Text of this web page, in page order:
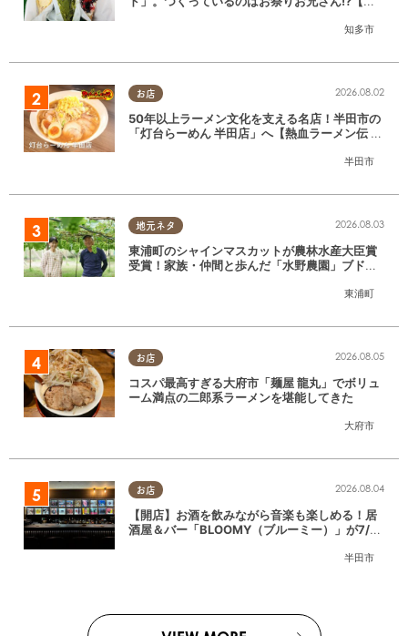
知多市
お店
半田市
2026.08.02
50年以上ラーメン文化を支える名店！半田市の
「灯台らーめん 半田店」へ【熱血ラーメン伝 8
地元ネタ
東浦町
2026.08.03
東浦町のシャインマスカットが農林水産大臣賞
受賞！家族・仲間と歩んだ「水野農園」ブドウ
お店
大府市
2026.08.05
コスパ最高すぎる大府市「麺屋 龍丸」でボリュ
ーム満点の二郎系ラーメンを堪能してきた
お店
半田市
2026.08.04
【開店】お酒を飲みながら音楽も楽しめる！居
酒屋＆バー「BLOOMY（ブルーミー）」が7/3